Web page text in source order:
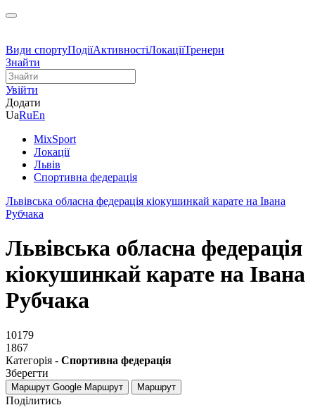
Види спортуПодіїАктивностіЛокаціїТренери
Знайти
Увійти
Додати
UaRuEn
MixSport
Локації
Львів
Спортивна федерація
Львівська обласна федерація кіокушинкай карате на Івана
Рубчака
Львівська обласна федерація
кіокушинкай карате на Івана
Рубчака
10179
1867
Категорія - Спортивна федерація
Зберегти
Маршрут Google Маршрут Маршрут
Поділитись